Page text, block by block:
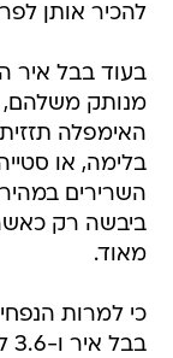
להכיר אותן
בעוד בבל איר
מנותק משלהם,
האימפלה
בלימה, או
השרירים
ביבשה רק
מאוד.